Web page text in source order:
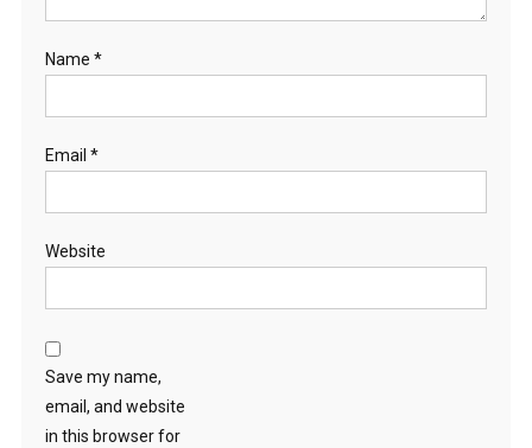
Name *
Email *
Website
Save my name,
email, and website
in this browser for